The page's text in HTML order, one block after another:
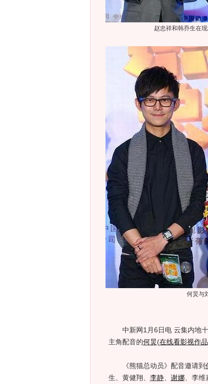
赵忠祥和韩乔生在
何炅与
中新网1月6日电 云集内地十
主角配音的何炅(在线看影视作品
《熊猫总动员》配音邀请到
生、黄健翔、 李静、 谢娜、李维